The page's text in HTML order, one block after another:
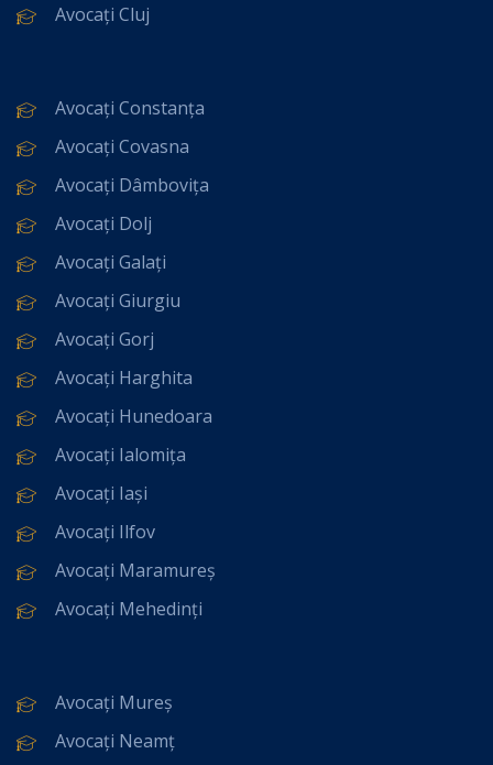
Avocați Cluj
Avocați Constanța
Avocați Covasna
Avocați Dâmbovița
Avocați Dolj
Avocați Galați
Avocați Giurgiu
Avocați Gorj
Avocați Harghita
Avocați Hunedoara
Avocați Ialomița
Avocați Iași
Avocați Ilfov
Avocați Maramureș
Avocați Mehedinți
Avocați Mureș
Avocați Neamț